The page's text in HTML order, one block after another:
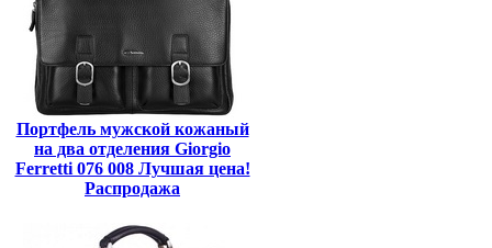
Портфель мужской кожаный
на два отделения Giorgio
Ferretti 076 008 Лучшая цена!
Распродажа